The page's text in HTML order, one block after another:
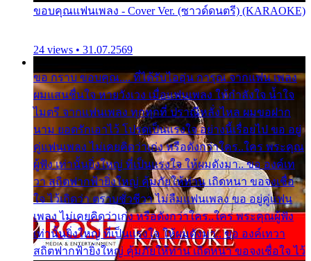
ขอบคุณแฟนเพลง - Cover Ver. (ซาวด์ดนตรี) (KARAOKE)
24 views • 31.07.2569
ขอ กราบ ขอบคุณ.... ที่ได้รับไออุ่น การุณ จากแฟน เพลง
ผมแสนชื่นใจ หายวังเวง เมื่อแฟนเพลง ให้กำลังใจ น้ำใจ
ไมตรี จากแฟนเพลง ทุกทุกที่ ปราณีหลั่งไหล ผมขอฝาก
นาม ยอดรักเอาไว้ โปรดเป็นแรงใจ อย่างนี้เรื่อยไป ขอ อยู่
คู่แฟนเพลง ไม่เคยคิดว่าเก่ง หรือดังกว่าใคร..ใคร พระคุณ
ผู้ฟัง เท่านั้นยิ่งใหญ่ ที่เป็นแรงใจ ให้ผมดังมา.. ขอ องค์เท
วา สถิตฟากฟ้ายิ่งใหญ่ คุ้มภัยให้ท่าน เถิดหนา ขอจงเชื่อ
ใจ ไว้เถิดว่า ตราบชั่วชีวา ไม่ลืมแฟนเพลง ขอ อยู่คู่แฟน
เพลง ไม่เคยคิดว่าเก่ง หรือดังกว่าใคร..ใคร พระคุณผู้ฟัง
เท่านั้นยิ่งใหญ่ ที่เป็นแรงใจ ให้ผมดังมา.. ขอ องค์เทวา
สถิตฟากฟ้ายิ่งใหญ่ คุ้มภัยให้ท่าน เถิดหนา ขอจงเชื่อใจ ไว้